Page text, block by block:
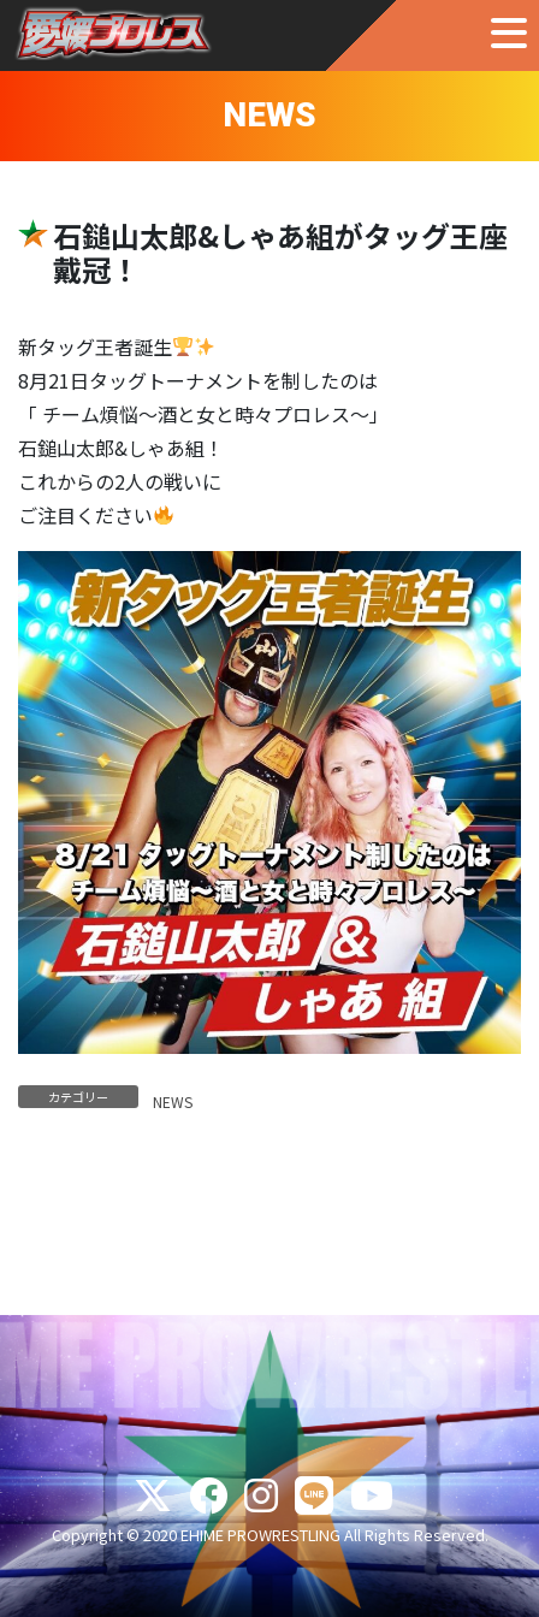
NEWS
石鎚山太郎&しゃあ組がタッグ王座
戴冠！
新タッグ王者誕生
8月21日タッグトーナメントを制したのは
「 チーム煩悩〜酒と女と時々プロレス〜」
石鎚山太郎&しゃあ組！
これからの2人の戦いに
ご注目ください
カテゴリー NEWS
Copyright © 2020 EHIME PROWRESTLING All Rights Reserved.